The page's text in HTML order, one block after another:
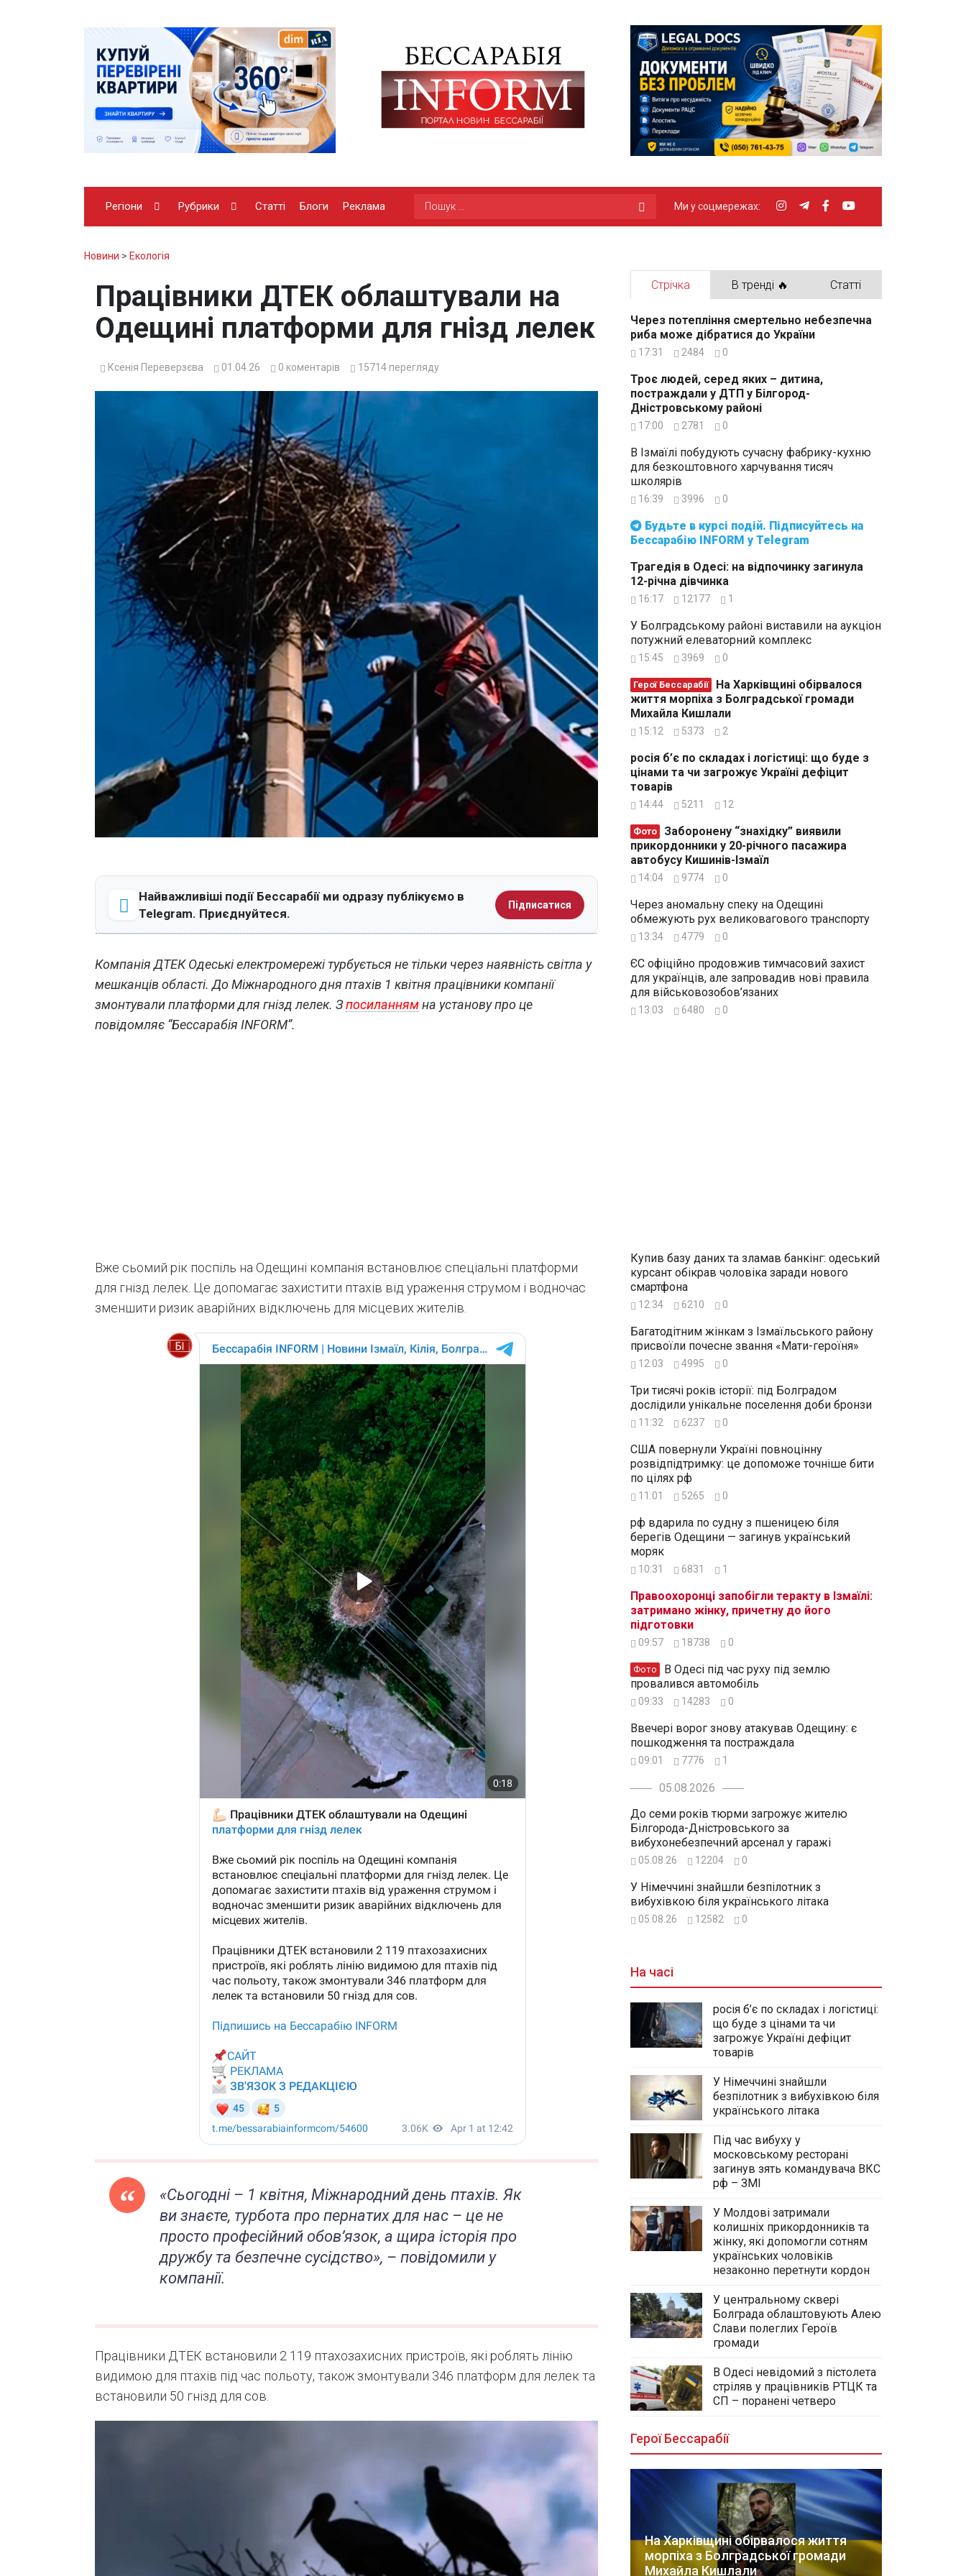
Регіони Рубрики Статті Блоги Реклама Ми у соцмережах:
Новини > Екологія
Працівники ДТЕК облаштували на
Одещині платформи для гнізд лелек
Ксенія Переверзєва 01.04.26 0 коментарів 15714 перегляду
Найважливіші події Бессарабії ми одразу публікуємо в
Telegram. Приєднуйтеся.
Підписатися
Компанія ДТЕК Одеські електромережі турбується не тільки через наявність світла у
мешканців області. До Міжнародного дня птахів 1 квітня працівники компанії
змонтували платформи для гнізд лелек. Зпосиланнямна установу про це
повідомляє “Бессарабія INFORM”.
Вже сьомий рік поспіль на Одещині компанія встановлює спеціальні платформи
для гнізд лелек. Це допомагає захистити птахів від ураження струмом і водночас
зменшити ризик аварійних відключень для місцевих жителів.
«Сьогодні – 1 квітня, Міжнародний день птахів. Як
ви знаєте, турбота про пернатих для нас – це не
просто професійний обов’язок, а щира історія про
дружбу та безпечне сусідство», – повідомили у
компанії.
Працівники ДТЕК встановили 2 119 птахозахисних пристроїв, які роблять лінію
видимою для птахів під час польоту, також змонтували 346 платформ для лелек та
встановили 50 гнізд для сов.
Стрічка В тренді 🔥 Статті
Бессарабію INFORM у Telegram
Через потепління смертельно небезпечна
риба може дібратися до України
17:31 2484 0
Троє людей, серед яких – дитина,
постраждали у ДТП у Білгород-
Дністровському районі
17:00 2781 0
В Ізмаїлі побудують сучасну фабрику-кухню
для безкоштовного харчування тисяч
школярів
16:39 3996 0
Трагедія в Одесі: на відпочинку загинула
12-річна дівчинка
16:17 12177 1
У Болградському районі виставили на аукціон
потужний елеваторний комплекс
15:45 3969 0
Герої Бессарабії
життя морпіха з Болградської громади
Михайла Кишлали
15:12 5373 2
росія б’є по складах і логістиці: що буде з
цінами та чи загрожує Україні дефіцит
товарів
14:44 5211 12
Фото
прикордонники у 20-річного пасажира
автобусу Кишинів-Ізмаїл
14:04 9774 0
Через аномальну спеку на Одещині
обмежують рух великовагового транспорту
13:34 4779 0
ЄС офіційно продовжив тимчасовий захист
для українців, але запровадив нові правила
для військовозобов’язаних
13:03 6480 0
Купив базу даних та зламав банкінг: одеський
курсант обікрав чоловіка заради нового
смартфона
12:34 6210 0
Багатодітним жінкам з Ізмаїльського району
присвоїли почесне звання «Мати-героїня»
12:03 4995 0
Три тисячі років історії: під Болградом
дослідили унікальне поселення доби бронзи
11:32 6237 0
США повернули Україні повноцінну
розвідпідтримку: це допоможе точніше бити
по цілях рф
11:01 5265 0
рф вдарила по судну з пшеницею біля
берегів Одещини — загинув український
моряк
10:31 6831 1
Правоохоронці запобігли теракту в Ізмаїлі:
затримано жінку, причетну до його
підготовки
09:57 18738 0
Фото
провалився автомобіль
09:33 14283 0
Ввечері ворог знову атакував Одещину: є
пошкодження та постраждала
09:01 7776 1
05.08.2026
До семи років тюрми загрожує жителю
Білгорода-Дністровського за
вибухонебезпечний арсенал у гаражі
05.08.26 12204 0
У Німеччині знайшли безпілотник з
вибухівкою біля українського літака
05.08.26 12582 0
На часі
росія б’є по складах і логістиці:
що буде з цінами та чи
загрожує Україні дефіцит
товарів
У Німеччині знайшли
безпілотник з вибухівкою біля
українського літака
Під час вибуху у
московському ресторані
загинув зять командувача ВКС
рф – ЗМІ
У Молдові затримали
колишніх прикордонників та
жінку, які допомогли сотням
українських чоловіків
незаконно перетнути кордон
У центральному сквері
Болграда облаштовують Алею
Слави полеглих Героїв
громади
В Одесі невідомий з пістолета
стріляв у працівників РТЦК та
СП – поранені четверо
Герої Бессарабії
На Харківщині обірвалося життя
морпіха з Болградської громади
Михайла Кишлали